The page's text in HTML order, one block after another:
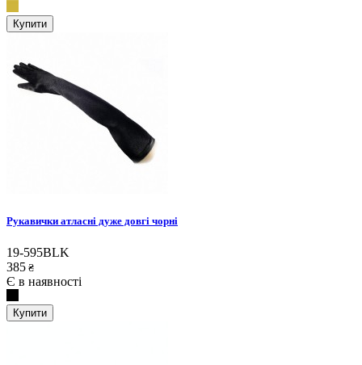
Купити
Рукавички атласні дуже довгі чорні
19-595BLK
385 ₴
Є в наявності
Купити